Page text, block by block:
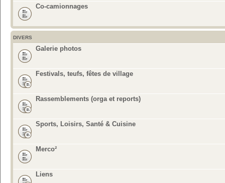
Co-camionnages
DIVERS
Galerie photos
Festivals, teufs, fêtes de village
Rassemblements (orga et reports)
Sports, Loisirs, Santé & Cuisine
Merco²
Liens